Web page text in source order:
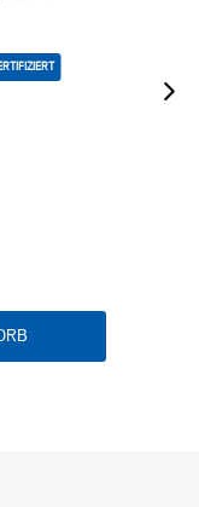
schwarz"
WARENKORB